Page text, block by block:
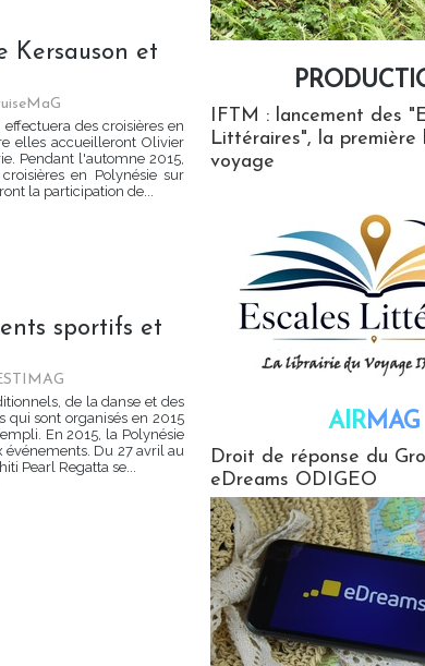
Kersauson et
des croisières en
elles accueilleront Olivier
Pendant l'automne 2015,
en Polynésie sur
la participation de...
sportifs et
de la danse et des
qui sont organisés en 2015
En 2015, la Polynésie
Du 27 avril au
Pearl Regatta se...
IFTM : lancement des
Littéraires", la première
voyage
AIRMAG
Droit de réponse du
eDreams ODIGEO